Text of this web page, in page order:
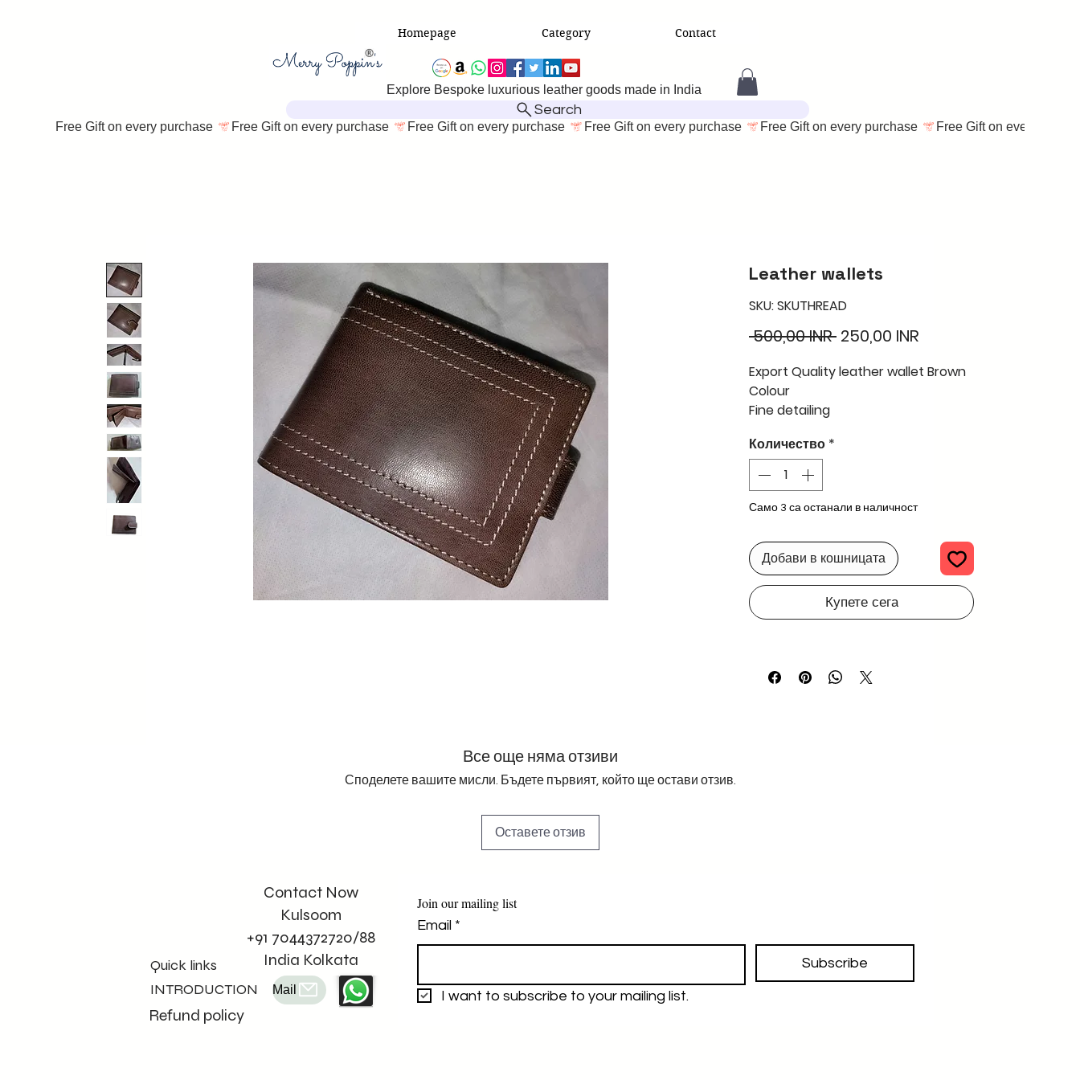
Homepage Category Contact
Explore Bespoke luxurious leather goods made in India
Search
Free Gift on every purchase
Leather wallets
SKU: SKUTHREAD
500,00 INR Редовна
250,00 INR
Export Quality leather wallet Brown
Colour
Fine detailing
Количество *
Само 3 са останали в наличност
Добави в кошницата
Купете сега
Все още няма отзиви
Споделете вашите мисли. Бъдете първият, който ще остави отзив.
Оставете отзив
Quick links
INTRODUCTION
Refund policy
Contact Now
Kulsoom
+91 7044372720/88
India Kolkata
Mail
Join our mailing list
Email *
Subscribe
I want to subscribe to your mailing list.